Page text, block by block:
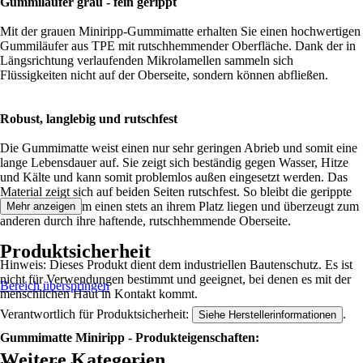
Mit der grauen Miniripp-Gummimatte erhalten Sie einen hochwertigen
Gummiläufer aus TPE mit rutschhemmender Oberfläche. Dank der in
Längsrichtung verlaufenden Mikrolamellen sammeln sich
Flüssigkeiten nicht auf der Oberseite, sondern können abfließen.
Robust, langlebig und rutschfest
Die Gummimatte weist einen nur sehr geringen Abrieb und somit eine
lange Lebensdauer auf. Sie zeigt sich beständig gegen Wasser, Hitze
und Kälte und kann somit problemlos außen eingesetzt werden. Das
Material zeigt sich auf beiden Seiten rutschfest. So bleibt die gerippte
Gummiplatte zum einen stets an ihrem Platz liegen und überzeugt zum
anderen durch ihre haftende, rutschhemmende Oberseite.
Hinweis: Dieses Produkt dient dem industriellen Bautenschutz. Es ist
nicht für Verwendungen bestimmt und geeignet, bei denen es mit der
menschlichen Haut in Kontakt kommt.
Gummimatte Miniripp - Produkteigenschaften:
Mehr anzeigen
Produktsicherheit
Bereich überspringen
Verantwortlich für Produktsicherheit: Siehe Herstellerinformationen .